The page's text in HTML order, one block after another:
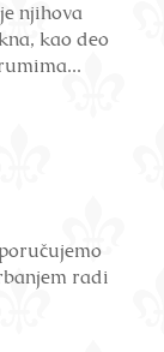
njihova
kao deo
radi